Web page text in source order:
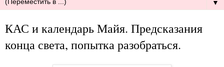
▼
КАС и календарь Майя. Предсказания
конца света, попытка разобраться.